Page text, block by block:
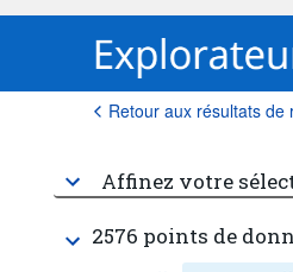
Retour aux résultats de
Affinez votre
2576 points de